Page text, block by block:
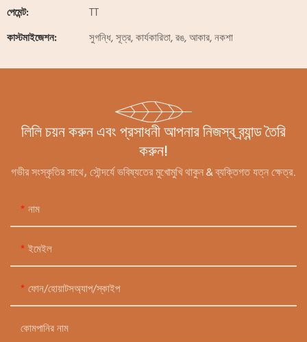
পেমেন্ট:
TT
কাস্টমাইজেশন:
সুগন্ধি, সূত্র, কার্যকারিতা, রঙ, আকার, নকশা
লিলি চয়ন করুন এবং প্রসাধনী আপনার নিজস্ব ব্র্যান্ড তৈরি
করুন!
গভীর সংস্কৃতির সাথে, সৌন্দর্যে ভবিষ্যতের মুখোমুখি থাকুন & ব্যক্তিগত যত্ন ক্ষেত্র.
নাম
ইমেইল
ফোন/হোয়াটসঅ্যাপ/স্কাইপ
কোমপানির নাম